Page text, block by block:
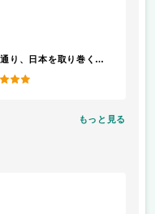
国際関係論という講義名の通り、日本を取り巻く諸外国の問題、日本と諸外国の過去、現在、未来の問題について学ぶことができます。 2024年度から学長先生に担当講師が変わりましたが、外務省で働いていらした経験から、外務省で勤務されている方を実際にお呼びして、外務省とはどういうところで、どのような仕事をするかなどという内容の講演会を授業中に開いてくださったこともありました。 毎回、授業の最後までに授業の感想を紙に書いたものを書いて、それを授業終わりに提出します。
もっと見る